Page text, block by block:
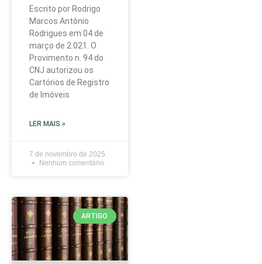
Escrito por Rodrigo
Marcos Antônio
Rodrigues em 04 de
março de 2.021. O
Provimento n. 94 do
CNJ autorizou os
Cartórios de Registro
de Imóveis
LER MAIS »
7 de novembro de 2025
Nenhum comentário
ARTIGO